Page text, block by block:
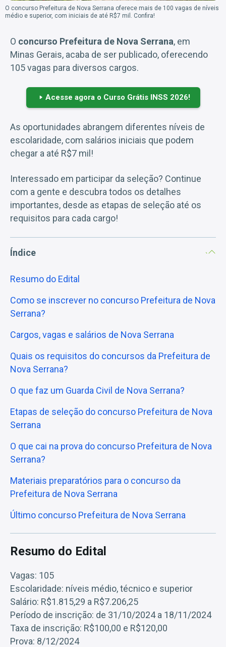
O concurso Prefeitura de Nova Serrana oferece mais de 100 vagas de níveis
médio e superior, com iniciais de até R$7 mil. Confira!
O concurso Prefeitura de Nova Serrana, em
Minas Gerais, acaba de ser publicado, oferecendo
105 vagas para diversos cargos.
Acesse agora o Curso Grátis INSS 2026!
As oportunidades abrangem diferentes níveis de
escolaridade, com salários iniciais que podem
chegar a até R$7 mil!
Interessado em participar da seleção? Continue
com a gente e descubra todos os detalhes
importantes, desde as etapas de seleção até os
requisitos para cada cargo!
Índice
Resumo do Edital
Como se inscrever no concurso Prefeitura de Nova
Serrana?
Cargos, vagas e salários de Nova Serrana
Quais os requisitos do concursos da Prefeitura de
Nova Serrana?
O que faz um Guarda Civil de Nova Serrana?
Etapas de seleção do concurso Prefeitura de Nova
Serrana
O que cai na prova do concurso Prefeitura de Nova
Serrana?
Materiais preparatórios para o concurso da
Prefeitura de Nova Serrana
Último concurso Prefeitura de Nova Serrana
Resumo do Edital
Vagas: 105
Escolaridade: níveis médio, técnico e superior
Salário: R$1.815,29 a R$7.206,25
Período de inscrição: de 31/10/2024 a 18/11/2024
Taxa de inscrição: R$100,00 e R$120,00
Prova: 8/12/2024